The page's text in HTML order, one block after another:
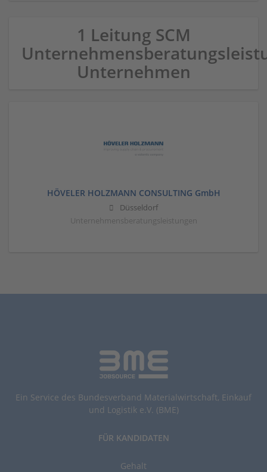
1 Leitung SCM
Unternehmen
HÖVELER HOLZMANN CONSULTING GmbH
Düsseldorf
Unternehmensberatungsleistungen
Ein Service des Bundesverband Materialwirtschaft, Einkauf
und Logistik e.V. (BME)
FÜR KANDIDATEN
Gehalt